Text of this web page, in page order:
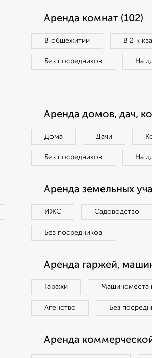
Аренда комнат (102)
В общежитии В 2‑к
Без посредников На
Аренда домов, дач,
Дома Дачи
Без посредников На
Аренда земельных
ИЖС Садоводство
Без посредников
Аренда гаржей,
Гаражи Машиноместа
Агенство Без
Аренда